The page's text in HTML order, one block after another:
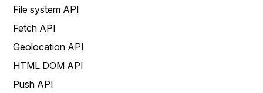
File system API
Fetch API
Geolocation API
HTML DOM API
Push API